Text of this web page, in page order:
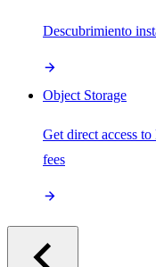
Descubrimiento
Object Storage
Get direct access
fees